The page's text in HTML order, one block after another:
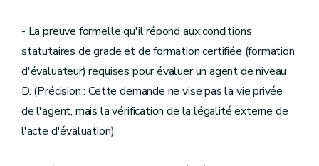
- La preuve formelle qu'il répond aux conditions
statutaires de grade et de formation certifiée (formation
d'évaluateur) requises pour évaluer un agent de niveau
D. (Précision : Cette demande ne vise pas la vie privée
de l'agent, mais la vérification de la légalité externe de
l'acte d'évaluation).